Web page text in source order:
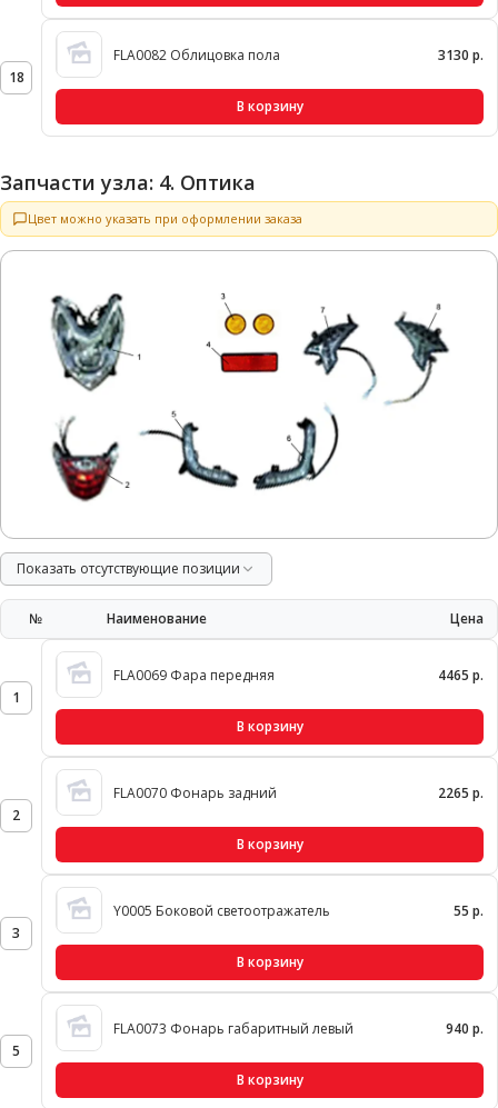
18
FLA0082 Облицовка пола 3130 р.
В корзину
Запчасти узла: 4. Оптика
Цвет можно указать при оформлении заказа
Показать отсутствующие позиции
№ Наименование Цена
1
FLA0069 Фара передняя 4465 р.
В корзину
2
FLA0070 Фонарь задний 2265 р.
В корзину
3
Y0005 Боковой светоотражатель 55 р.
В корзину
5
FLA0073 Фонарь габаритный левый 940 р.
В корзину